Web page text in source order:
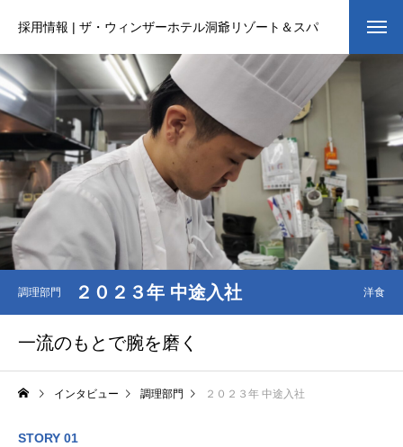
採用情報 | ザ・ウィンザーホテル洞爺リゾート＆スパ
調理部門 ２０２３年 中途入社 洋食
一流のもとで腕を磨く
インタビュー 調理部門 ２０２３年 中途入社
STORY 01